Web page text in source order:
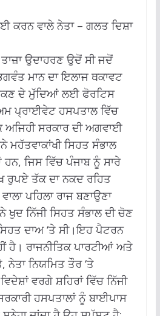
ਕਰਨ ਵਾਲੇ ਨੇਤਾ – ਗਲਤ ਦਿਸ਼ਾ
ਉਦਾਹਰਣ ਉਦੋਂ ਸੀ ਜਦੋਂ
ਮਾਨ ਦਾ ਇਲਾਜ ਥਕਾਵਟ
ਦੇ ਮੁੱਦਿਆਂ ਲਈ ਫੋਰਟਿਸ
ਪ੍ਰਾਈਵੇਟ ਹਸਪਤਾਲ ਵਿੱਚ
ਸਰਕਾਰ ਦੀ ਅਗਵਾਈ
ਮਹੱਤਵਾਕਾਂਖੀ ਸਿਹਤ ਸੰਭਾਲ
ਜਿਸ ਵਿੱਚ ਪੰਜਾਬ ਨੂੰ ਸਾਰੇ
ਰੁਪਏ ਤੱਕ ਦਾ ਨਕਦ ਰਹਿਤ
ਪਹਿਲਾ ਰਾਜ ਬਣਾਉਣਾ
ਖੁਦ ਨਿੱਜੀ ਸਿਹਤ ਸੰਭਾਲ ਦੀ ਚੋਣ
ਦਾਅ ‘ਤੇ ਸੀ।ਇਹ ਪੈਟਰਨ
ਹੈ। ਰਾਜਨੀਤਿਕ ਪਾਰਟੀਆਂ ਅਤੇ
ਨੇਤਾ ਨਿਯਮਿਤ ਤੌਰ ‘ਤੇ
ਵਰਗੇ ਸ਼ਹਿਰਾਂ ਵਿੱਚ ਨਿੱਜੀ
ਹਸਪਤਾਲਾਂ ਨੂੰ ਬਾਈਪਾਸ